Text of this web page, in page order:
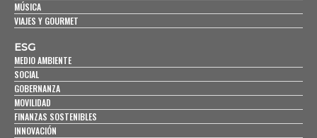
MÚSICA
VIAJES Y GOURMET
ESG
MEDIO AMBIENTE
SOCIAL
GOBERNANZA
MOVILIDAD
FINANZAS SOSTENIBLES
INNOVACIÓN